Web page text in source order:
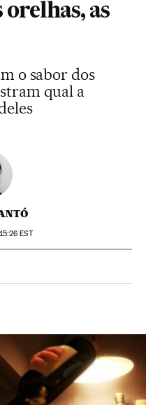
as
o sabor dos
qual a
EST